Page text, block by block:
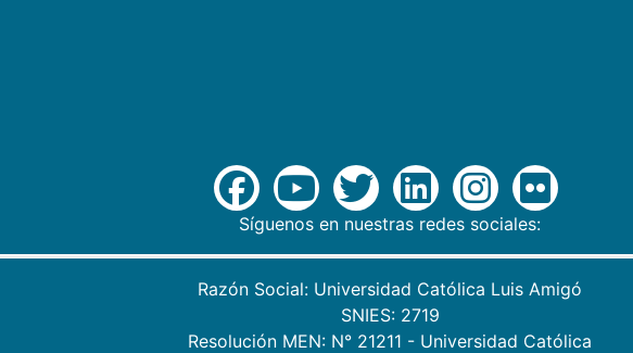
Síguenos en nuestras redes sociales:
Razón Social: Universidad Católica Luis Amigó
SNIES: 2719
Resolución MEN: N° 21211 - Universidad Católica